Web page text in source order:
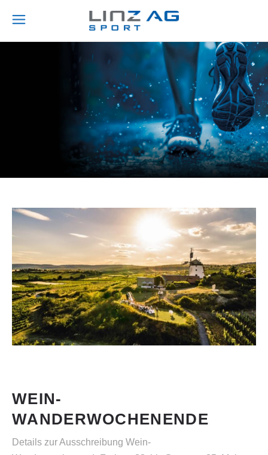
WEIN-
WANDERWOCHENENDE
Details zur Ausschreibung Wein-